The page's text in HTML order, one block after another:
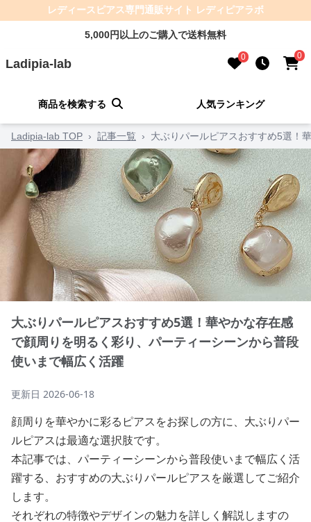
レディースピアス専門通販サイト レディピアラボ
5,000円以上のご購入で送料無料
Ladipia-lab 0 0
商品を検索する 人気ランキング
Ladipia-lab TOP › 記事一覧 › 大ぶりパールピアスおすすめ5選！
大ぶりパールピアスおすすめ5選！華やかな存在感
で顔周りを明るく彩り、パーティーシーンから普段
使いまで幅広く活躍
更新日 2026-06-18
顔周りを華やかに彩るピアスをお探しの方に、大ぶりパー
ルピアスは最適な選択肢です。
本記事では、パーティーシーンから普段使いまで幅広く活
躍する、おすすめの大ぶりパールピアスを厳選してご紹介
します。
それぞれの特徴やデザインの魅力を詳しく解説しますの